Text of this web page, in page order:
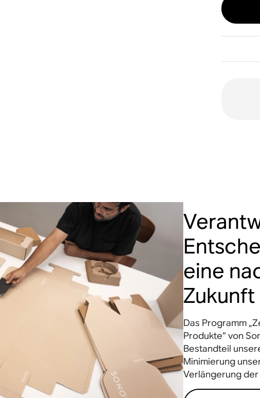
eine
Zukunft
Das Programm
Produkte“ von
Bestandteil
Minimierung
Verlängerung